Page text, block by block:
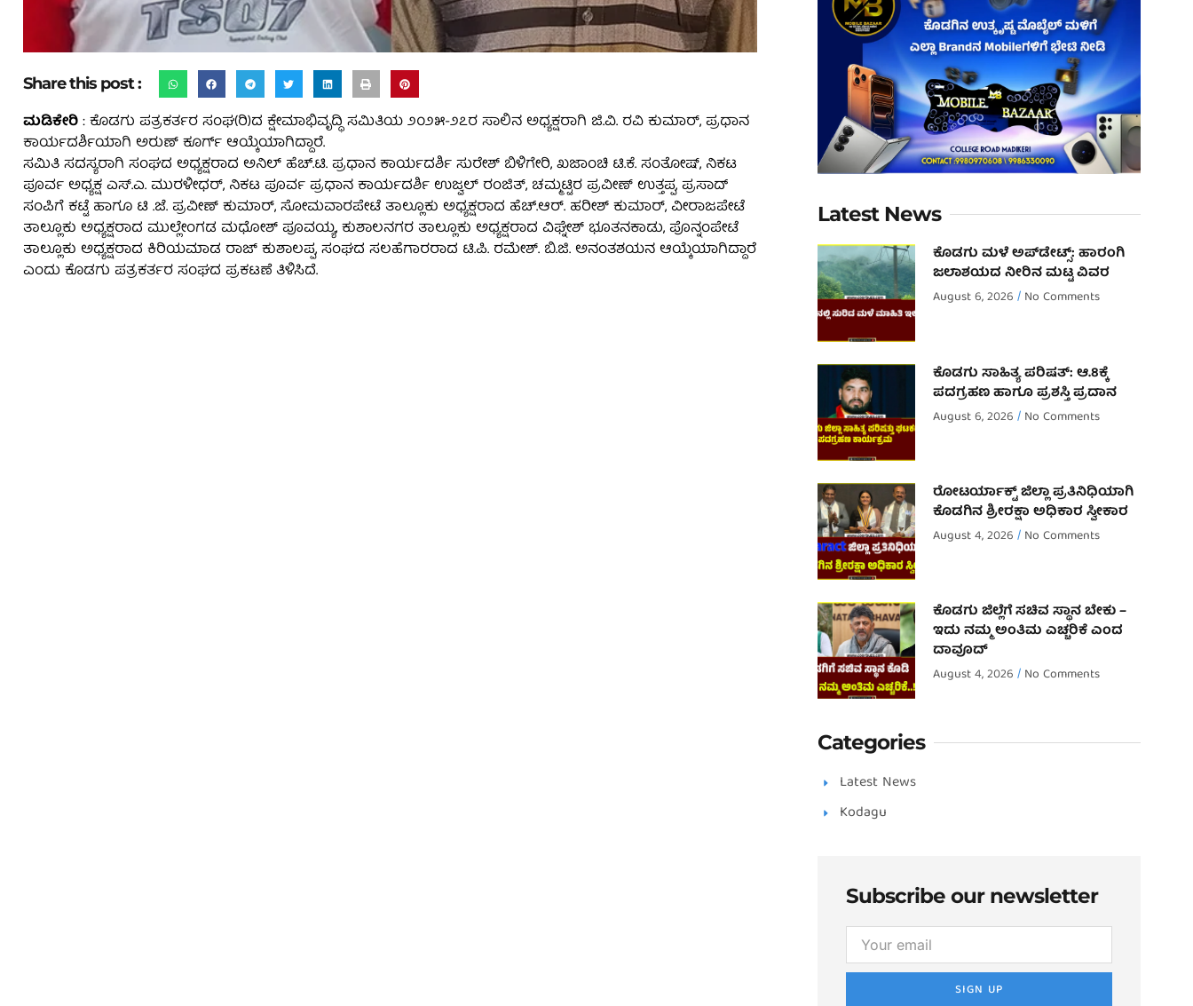
Share this post :
ಮಡಿಕೇರಿ: ಕೊಡಗು ಪತ್ರಕರ್ತರ ಸಂಘ(ರಿ)ದ ಕ್ಷೇಮಾಭಿವೃದ್ಧಿ ಸಮಿತಿಯ ೨೦೨೫-೨೭ರ ಸಾಲಿನ ಅಧ್ಯಕ್ಷರಾಗಿ ಜಿ.ವಿ. ರವಿ ಕುಮಾರ್, ಪ್ರಧಾನ
ಕಾರ್ಯದರ್ಶಿಯಾಗಿ ಅರುಣ್ ಕೂರ್ಗ್ ಆಯ್ಕೆಯಾಗಿದ್ದಾರೆ.
ಸಮಿತಿ ಸದಸ್ಯರಾಗಿ ಸಂಘದ ಅಧ್ಯಕ್ಷರಾದ ಅನಿಲ್ ಹೆಚ್.ಟಿ. ಪ್ರಧಾನ ಕಾರ್ಯದರ್ಶಿ ಸುರೇಶ್ ಬಿಳಿಗೇರಿ, ಖಜಾಂಚಿ ಟಿ.ಕೆ. ಸಂತೋಷ್, ನಿಕಟ
ಪೂರ್ವ ಅಧ್ಯಕ್ಷ ಎಸ್.ಎ. ಮುರಳೀಧರ್, ನಿಕಟ ಪೂರ್ವ ಪ್ರಧಾನ ಕಾರ್ಯದರ್ಶಿ ಉಜ್ವಲ್ ರಂಜಿತ್, ಚಮ್ಮಟ್ಟಿರ ಪ್ರವೀಣ್ ಉತ್ತಪ್ಪ, ಪ್ರಸಾದ್
ಸಂಪಿಗೆ ಕಟ್ಟೆ ಹಾಗೂ ಟಿ .ಜೆ. ಪ್ರವೀಣ್ ಕುಮಾರ್, ಸೋಮವಾರಪೇಟೆ ತಾಲ್ಲೂಕು ಅಧ್ಯಕ್ಷರಾದ ಹೆಚ್.ಆರ್. ಹರೀಶ್ ಕುಮಾರ್, ವೀರಾಜಪೇಟೆ
ತಾಲ್ಲೂಕು ಅಧ್ಯಕ್ಷರಾದ ಮುಲ್ಲೇಂಗಡ ಮಧೋಶ್ ಪೂವಯ್ಯ, ಕುಶಾಲನಗರ ತಾಲ್ಲೂಕು ಅಧ್ಯಕ್ಷರಾದ ವಿಘ್ನೇಶ್ ಭೂತನಕಾಡು, ಪೊನ್ನಂಪೇಟೆ
ತಾಲ್ಲೂಕು ಅಧ್ಯಕ್ಷರಾದ ಕಿರಿಯಮಾಡ ರಾಜ್ ಕುಶಾಲಪ್ಪ, ಸಂಘದ ಸಲಹೆಗಾರರಾದ ಟಿ.ಪಿ. ರಮೇಶ್. ಬಿ.ಜಿ. ಅನಂತಶಯನ ಆಯ್ಕೆಯಾಗಿದ್ದಾರೆ
ಎಂದು ಕೊಡಗು ಪತ್ರಕರ್ತರ ಸಂಘದ ಪ್ರಕಟಣೆ ತಿಳಿಸಿದೆ.
Latest News
ಕೊಡಗು ಮಳೆ ಅಪ್‌ಡೇಟ್ಸ್: ಹಾರಂಗಿ
ಜಲಾಶಯದ ನೀರಿನ ಮಟ್ಟ ವಿವರ
August 6, 2026 No Comments
ಕೊಡಗು ಸಾಹಿತ್ಯ ಪರಿಷತ್: ಆ.8ಕ್ಕೆ
ಪದಗ್ರಹಣ ಹಾಗೂ ಪ್ರಶಸ್ತಿ ಪ್ರದಾನ
August 6, 2026 No Comments
ರೋಟರ್ಯಾಕ್ಟ್ ಜಿಲ್ಲಾ ಪ್ರತಿನಿಧಿಯಾಗಿ
ಕೊಡಗಿನ ಶ್ರೀರಕ್ಷಾ ಅಧಿಕಾರ ಸ್ವೀಕಾರ
August 4, 2026 No Comments
ಕೊಡಗು ಜಿಲ್ಲೆಗೆ ಸಚಿವ ಸ್ಥಾನ ಬೇಕು –
ಇದು ನಮ್ಮ ಅಂತಿಮ ಎಚ್ಚರಿಕೆ ಎಂದ
ದಾವೂದ್ ‌
August 4, 2026 No Comments
Categories
Latest News
Kodagu
Subscribe our newsletter
SIGN UP